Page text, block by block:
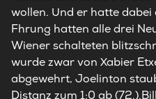
wollen. Und er hatte dabei
Fhrung hatten alle drei
Wiener schalteten
wurde zwar von Xabier
abgewehrt, Joelinton
Distanz zum 1:0 ab